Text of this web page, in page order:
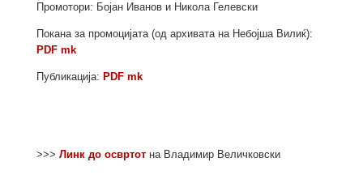
Промотори: Бојан Иванов и Никола Гелевски
Покана за промоцијата (од архивата на Небојша Вилиќ):
PDF mk
Публикација: PDF mk
>>> Линк до освртотна Владимир Величковски